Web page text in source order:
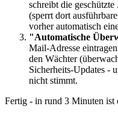
schreibt die
(sperrt dort
vorher automatisch
"Automatische
Mail-Adresse
den Wächter
Sicherheits-Updates -
nicht stimmt.
Fertig - in rund 3 Minuten ist